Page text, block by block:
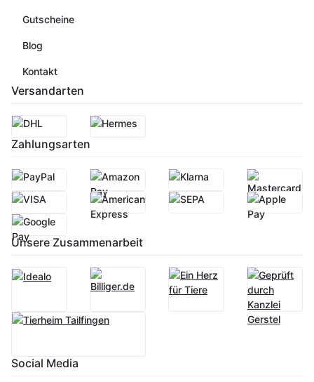
Gutscheine
Blog
Kontakt
Versandarten
Zahlungsarten
Unsere Zusammenarbeit
Social Media